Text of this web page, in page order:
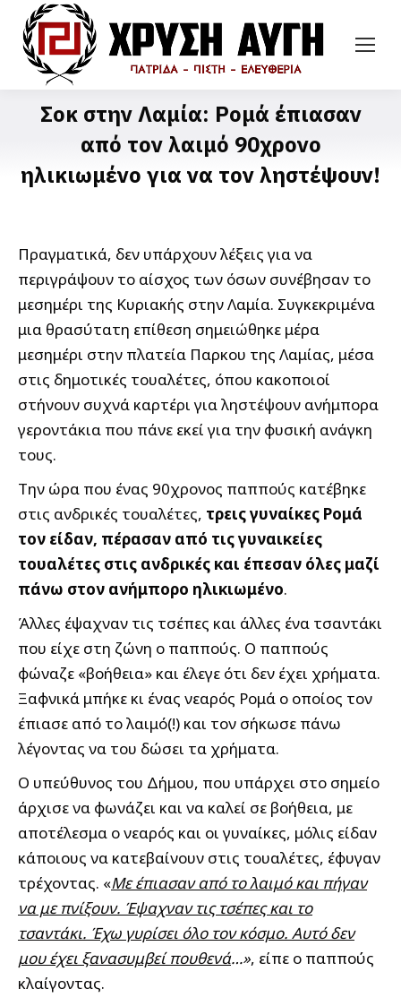
Σοκ στην Λαμία: Ρομά έπιασαν
από τον λαιμό 90χρονο
ηλικιωμένο για να τον ληστέψουν!
Πραγματικά, δεν υπάρχουν λέξεις για να
περιγράψουν το αίσχος των όσων συνέβησαν το
μεσημέρι της Κυριακής στην Λαμία. Συγκεκριμένα
μια θρασύτατη επίθεση σημειώθηκε μέρα
μεσημέρι στην πλατεία Παρκου της Λαμίας, μέσα
στις δημοτικές τουαλέτες, όπου κακοποιοί
στήνουν συχνά καρτέρι για ληστέψουν ανήμπορα
γεροντάκια που πάνε εκεί για την φυσική ανάγκη
τους.
Την ώρα που ένας 90χρονος παππούς κατέβηκε
στις ανδρικές τουαλέτες, τρεις γυναίκες Ρομά
τον είδαν, πέρασαν από τις γυναικείες
τουαλέτες στις ανδρικές και έπεσαν όλες μαζί
πάνω στον ανήμπορο ηλικιωμένο.
Άλλες έψαχναν τις τσέπες και άλλες ένα τσαντάκι
που είχε στη ζώνη ο παππούς. Ο παππούς
φώναζε «βοήθεια» και έλεγε ότι δεν έχει χρήματα.
Ξαφνικά μπήκε κι ένας νεαρός Ρομά ο οποίος τον
έπιασε από το λαιμό(!) και τον σήκωσε πάνω
λέγοντας να του δώσει τα χρήματα.
Ο υπεύθυνος του Δήμου, που υπάρχει στο σημείο
άρχισε να φωνάζει και να καλεί σε βοήθεια, με
αποτέλεσμα ο νεαρός και οι γυναίκες, μόλις είδαν
κάποιους να κατεβαίνουν στις τουαλέτες, έφυγαν
τρέχοντας. «Με έπιασαν από το λαιμό και πήγαν
να με πνίξουν. Έψαχναν τις τσέπες και το
τσαντάκι. Έχω γυρίσει όλο τον κόσμο. Αυτό δεν
μου έχει ξανασυμβεί πουθενά…», είπε ο παππούς
κλαίγοντας.